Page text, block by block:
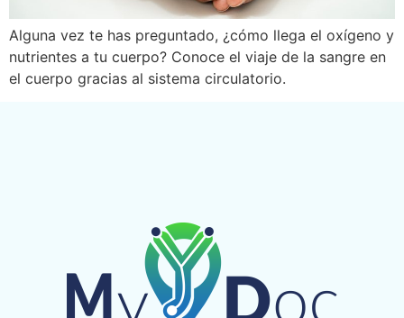
Alguna vez te has preguntado, ¿cómo llega el oxígeno y
nutrientes a tu cuerpo? Conoce el viaje de la sangre en
el cuerpo gracias al sistema circulatorio.